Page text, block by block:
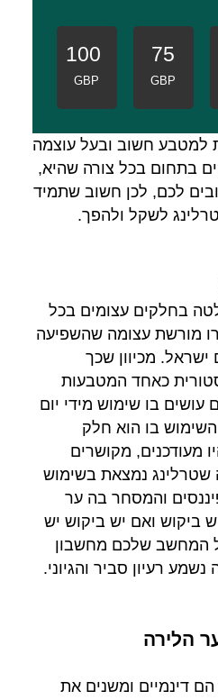
75
GBP
100
GBP
למטבע חשוב ובעל עוצמה
בתחום בכל צורה שהיא,
לכם, לכן חשוב שתמיד
לשקל ולהפך.
בחלקים עצומים בכל
מורשת עצומה שהשפיעה
ישראל. מכיוון שכך
כאחד המטבעות
בו שימוש מידי יום
השימוש בו הוא חלק
מעודכנים, מקושרים
נמצאת בשימוש
והמסחר בה ער
ביקוש ואם יש ביקוש יש
המחשב שלכם מחשבון
רעיון סביר והגיוני.
הלירה
דינמיים ומשנים את